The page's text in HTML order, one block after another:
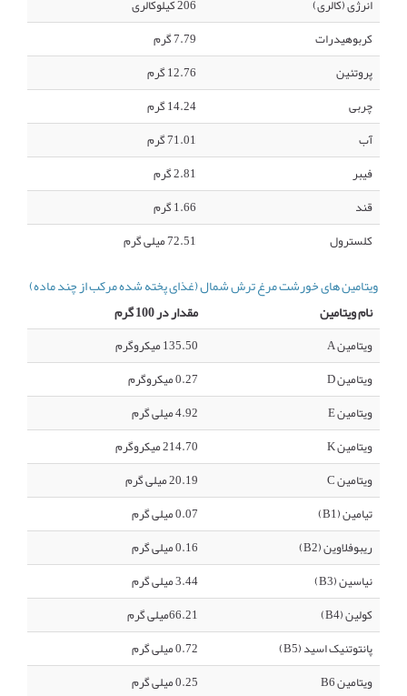
انرژی (کالری)
206 کیلوکالری
کربوهیدرات
7.79 گرم
پروتئین
12.76 گرم
چربی
14.24 گرم
آب
71.01 گرم
فیبر
2.81 گرم
قند
1.66 گرم
کلسترول
72.51 میلی گرم
ویتامین های خورشت مرغ ترش شمال (غذای پخته شده مرکب از چند ماده)
نام ویتامین
مقدار در 100 گرم
ویتامین A
135.50 میکروگرم
ویتامین D
0.27 میکروگرم
ویتامین E
4.92 میلی گرم
ویتامین K
214.70 میکروگرم
ویتامین C
20.19 میلی گرم
تیامین (B1)
0.07 میلی گرم
ریبوفلاوین (B2)
0.16 میلی گرم
نیاسین (B3)
3.44 میلی گرم
کولین (B4)
66.21میلی گرم
پانتوتنیک اسید (B5)
0.72 میلی گرم
ویتامین B6
0.25 میلی گرم